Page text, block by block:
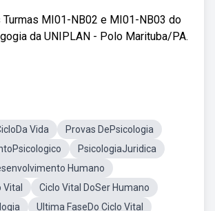
Turmas MI01-NB02 e MI01-NB03 do
da UNIPLAN - Polo Marituba/PA.
Vida
Provas DePsicologia
PsicologiaJuridica
Humano
Vital
Ciclo Vital DoSer Humano
Ultima FaseDo Ciclo Vital